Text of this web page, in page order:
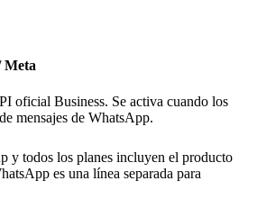
Meta
oficial Business. Se activa cuando los
mensajes de WhatsApp.
y todos los planes incluyen el producto
es una línea separada para